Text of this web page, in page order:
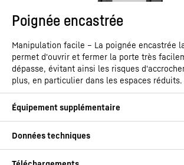
Poignée encastrée
Manipulation facile – La poignée encastrée
permet d'ouvrir et fermer la porte très
dépasse, évitant ainsi les risques
plus, en particulier dans les espaces réduits.